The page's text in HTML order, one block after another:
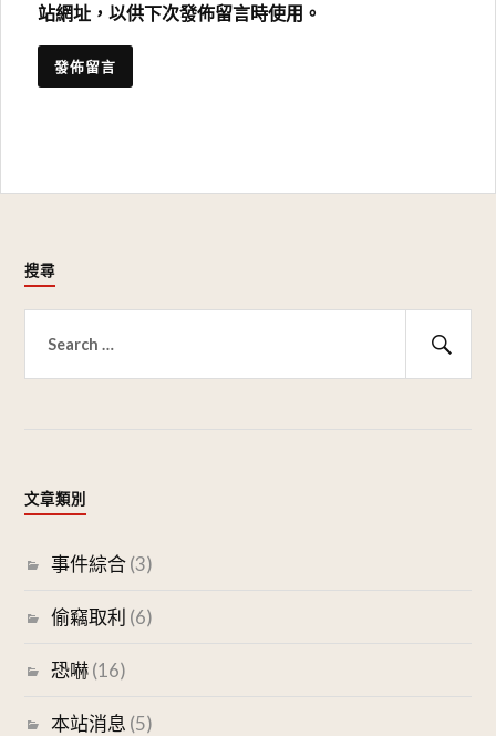
站網址，以供下次發佈留言時使用。
搜尋
關
文章類別
事件綜合(3)
偷竊取利 (6)
恐嚇(16)
本站消息 (5)